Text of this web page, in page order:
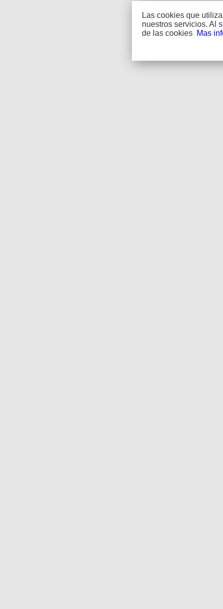
Las cookies que
nuestros servicios. Al
de las cookies
Mas